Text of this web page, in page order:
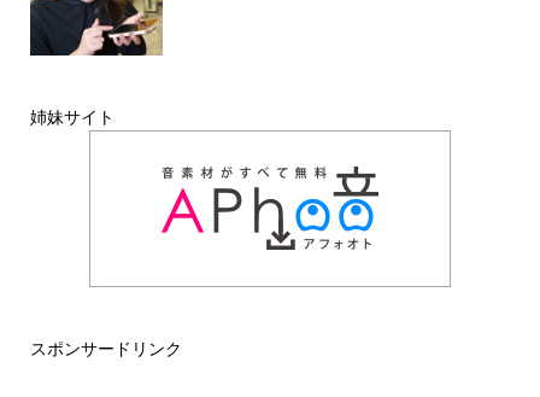
姉妹サイト
スポンサードリンク